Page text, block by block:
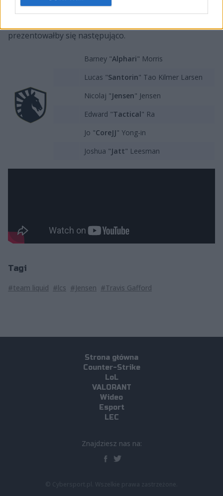
zaczyna się okienko transferowe. Jeżeliby plotki się
prezentowałby się następująco.
Barney "Alphari" Morris
Lucas "Santorin" Tao Kilmer Larsen
Nicolaj "Jensen" Jensen
Edward "Tactical" Ra
Jo "CoreJJ" Yong-in
Joshua "Jatt" Leesman
Tagi
#team liquid #lcs #Jensen #Travis Gafford
Strona główna
Counter-Strike
LoL
VALORANT
Wideo
Esport
LEC
Znajdziesz nas na: